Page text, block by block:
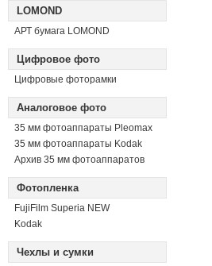
LOMOND
АРТ бумага LOMOND
Цифровое фото
Цифровые фоторамки
Аналоговое фото
35 мм фотоаппараты Pleomax
35 мм фотоаппараты Kodak
Архив 35 мм фотоаппаратов
Фотопленка
FujiFilm Superia NEW
Kodak
Чехлы и сумки